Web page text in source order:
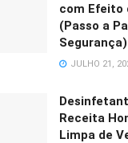
com Efeito
(Passo a
Segurança)
JULHO 21,
Receita
Limpa de